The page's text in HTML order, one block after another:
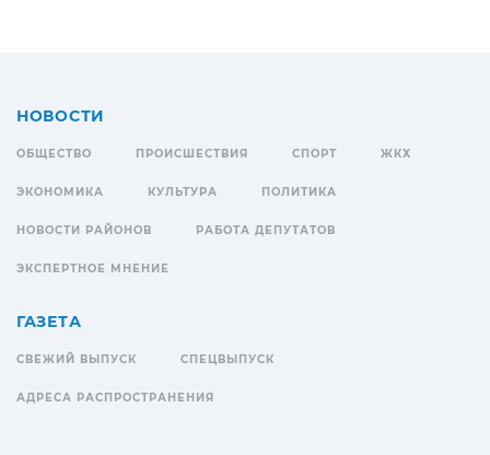
НОВОСТИ
ОБЩЕСТВО ПРОИСШЕСТВИЯ СПОРТ ЖКХ
ЭКОНОМИКА КУЛЬТУРА ПОЛИТИКА
НОВОСТИ РАЙОНОВ РАБОТА ДЕПУТАТОВ
ЭКСПЕРТНОЕ МНЕНИЕ
ГАЗЕТА
СВЕЖИЙ ВЫПУСК СПЕЦВЫПУСК
АДРЕСА РАСПРОСТРАНЕНИЯ